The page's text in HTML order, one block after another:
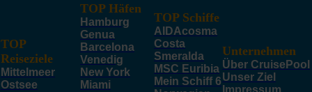
TOP
Reiseziele
Mittelmeer
Ostsee
TOP Häfen
Hamburg
Genua
Barcelona
Venedig
New York
Miami
TOP Schiffe
AIDAcosma
Costa
Smeralda
MSC Euribia
Mein Schiff 6
Unternehmen
Über CruisePool
Unser Ziel
Impressum